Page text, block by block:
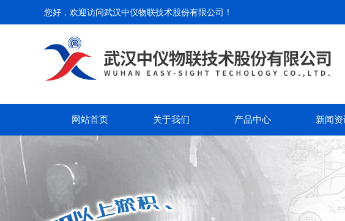
您好，欢迎访问武汉中仪物联技术股份有限公司 ！
网站首页 关于我们 产品中心 新闻